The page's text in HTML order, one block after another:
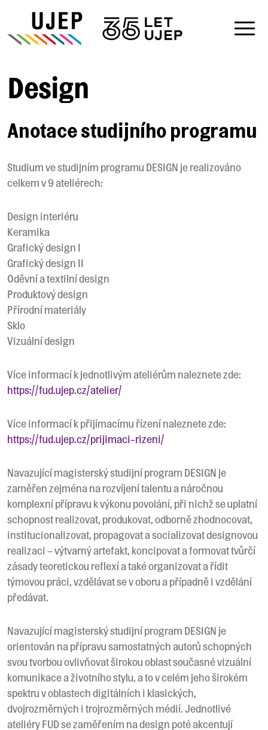
Design
Anotace studijního programu
Studium ve studijním programu DESIGN je realizováno
celkem v 9 ateliérech:
Design interiéru
Keramika
Grafický design I
Grafický design II
Oděvní a textilní design
Produktový design
Přírodní materiály
Sklo
Vizuální design
Více informací k jednotlivým ateliérům naleznete zde:
https://fud.ujep.cz/atelier/
Více informací k přijímacímu řízení naleznete zde:
https://fud.ujep.cz/prijimaci-rizeni/
Navazující magisterský studijní program DESIGN je
zaměřen zejména na rozvíjení talentu a náročnou
komplexní přípravu k výkonu povolání, při nichž se uplatní
schopnost realizovat, produkovat, odborně zhodnocovat,
institucionalizovat, propagovat a socializovat designovou
realizaci – výtvarný artefakt, koncipovat a formovat tvůrčí
zásady teoretickou reflexí a také organizovat a řídit
týmovou práci, vzdělávat se v oboru a případně i vzdělání
předávat.
Navazující magisterský studijní program DESIGN je
orientován na přípravu samostatných autorů schopných
svou tvorbou ovlivňovat širokou oblast současné vizuální
komunikace a životního stylu, a to v celém jeho širokém
spektru v oblastech digitálních i klasických,
dvojrozměrných i trojrozměrných médií. Jednotlivé
ateliéry FUD se zaměřením na design poté akcentují